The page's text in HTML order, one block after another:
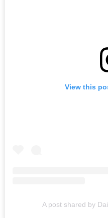
View this
A post shared by